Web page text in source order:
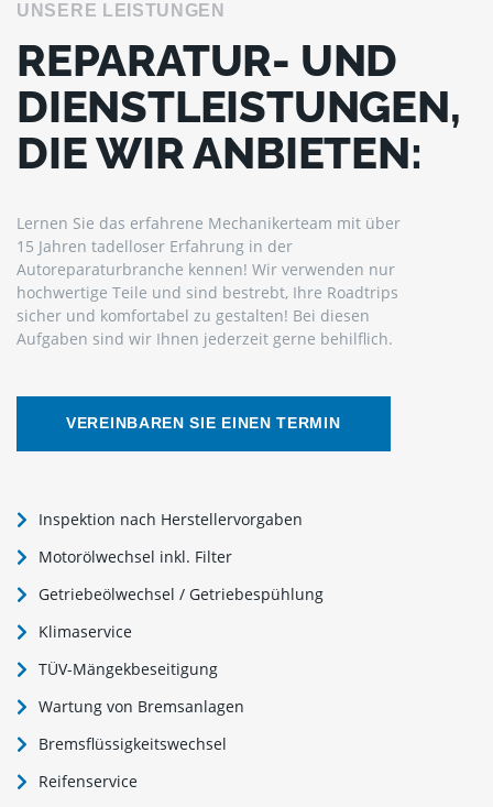
UNSERE LEISTUNGEN
REPARATUR- UND
DIENSTLEISTUNGEN,
DIE WIR ANBIETEN:
Lernen Sie das erfahrene Mechanikerteam mit über
15 Jahren tadelloser Erfahrung in der
Autoreparaturbranche kennen! Wir verwenden nur
hochwertige Teile und sind bestrebt, Ihre Roadtrips
sicher und komfortabel zu gestalten! Bei diesen
Aufgaben sind wir Ihnen jederzeit gerne behilflich.
VEREINBAREN SIE EINEN TERMIN
Inspektion nach Herstellervorgaben
Motorölwechsel inkl. Filter
Getriebeölwechsel / Getriebespühlung
Klimaservice
TÜV-Mängekbeseitigung
Wartung von Bremsanlagen
Bremsflüssigkeitswechsel
Reifenservice